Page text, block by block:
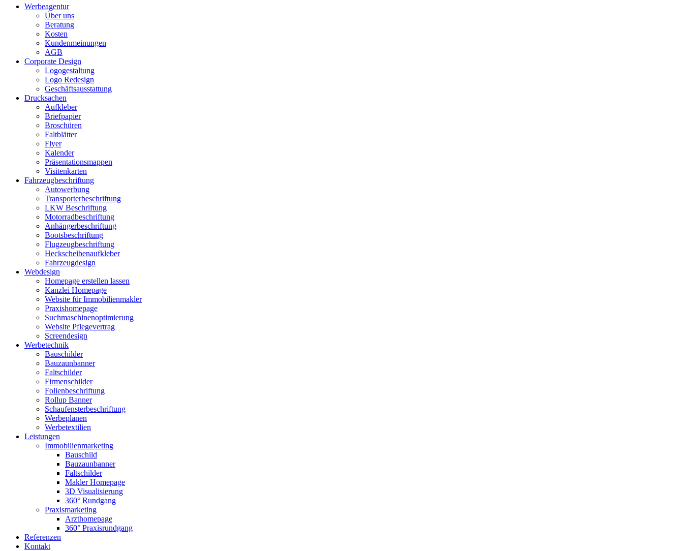
Werbeagentur
Über uns
Beratung
Kosten
Kundenmeinungen
AGB
Corporate Design
Logogestaltung
Logo Redesign
Geschäftsausstattung
Drucksachen
Aufkleber
Briefpapier
Broschüren
Faltblätter
Flyer
Kalender
Präsentationsmappen
Visitenkarten
Fahrzeugbeschriftung
Autowerbung
Transporterbeschriftung
LKW Beschriftung
Motorradbeschriftung
Anhängerbeschriftung
Bootsbeschriftung
Flugzeugbeschriftung
Heckscheibenaufkleber
Fahrzeugdesign
Webdesign
Homepage erstellen lassen
Kanzlei Homepage
Website für Immobilienmakler
Praxishomepage
Suchmaschinenoptimierung
Website Pflegevertrag
Screendesign
Werbetechnik
Bauschilder
Bauzaunbanner
Faltschilder
Firmenschilder
Folienbeschriftung
Rollup Banner
Schaufensterbeschriftung
Werbeplanen
Werbetextilien
Leistungen
Immobilienmarketing
Bauschild
Bauzaunbanner
Faltschilder
Makler Homepage
3D Visualisierung
360° Rundgang
Praxismarketing
Arzthomepage
360° Praxisrundgang
Referenzen
Kontakt